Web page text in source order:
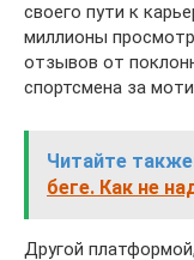
своего пути к
миллионы
отзывов от
спортсмена за
Читайте
беге. Как не
Другой